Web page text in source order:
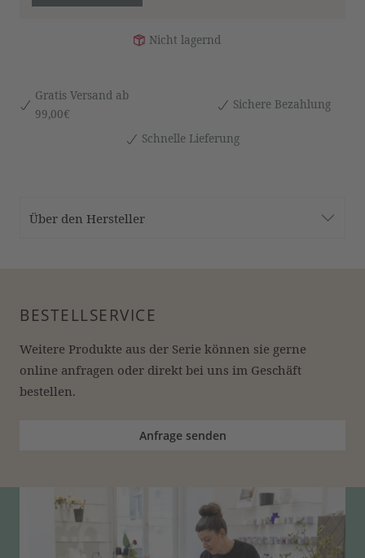
Nicht lagernd
Gratis Versand ab
99,00€
Sichere Bezahlung
Schnelle Lieferung
Über den Hersteller
BESTELLSERVICE
Weitere Produkte aus der Serie können sie gerne
online anfragen oder direkt bei uns im Geschäft
bestellen.
Anfrage senden